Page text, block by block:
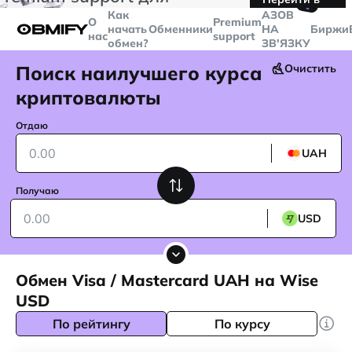
больше
$5000
Telegram
О
нас
Как
начать
обмен?
ОбменникиPremium
support
🤙
AЗОВ
НА
ЗВ'ЯЗКУ
Биржи
Поиск наилучшего курса
криптовалюты
Очистить
Отдаю
UAH
Получаю
USD
Обмен Visa / Mastercard UAH на Wise
USD
По рейтингу По курсу